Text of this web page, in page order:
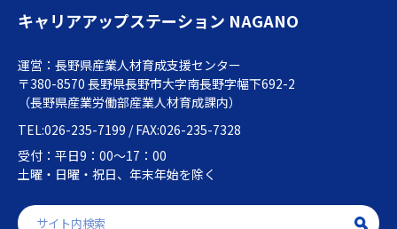
キャリアアップステーション NAGANO
運営：長野県産業人材育成支援センター
〒380-8570 長野県長野市大字南長野字幅下692-2
（長野県産業労働部産業人材育成課内）
TEL:026-235-7199 / FAX:026-235-7328
受付：平日9：00～17：00
土曜・日曜・祝日、年末年始を除く